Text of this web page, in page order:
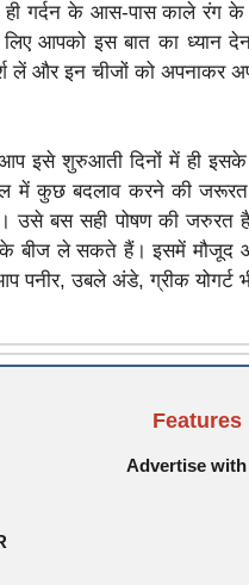
गर्दन के आस-पास काले रंग के
आपको इस बात का ध्यान
लें और इन चीजों को अपनाकर
इसे शुरुआती दिनों में ही
में कुछ बदलाव करने की जरूरत
उसे बस सही पोषण की जरुरत
के बीज ले सकते हैं। इसमें मौजूद
पनीर, उबले अंडे, ग्रीक योगर्ट
Features
Advertise with